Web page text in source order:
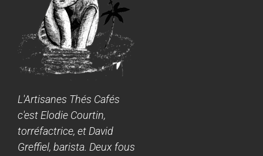
L'Artisanes Thés Cafés
c'est Elodie Courtin,
torréfactrice, et David
Greffiel, barista. Deux fous